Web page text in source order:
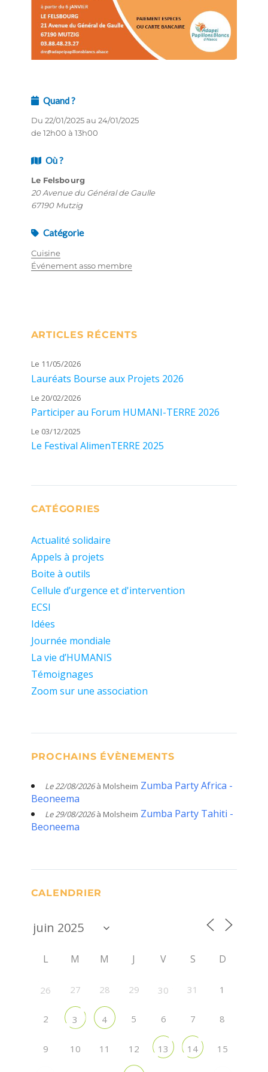
Quand ?
Du 22/01/2025 au 24/01/2025
de 12h00 à 13h00
Où ?
Le Felsbourg
20 Avenue du Général de Gaulle
67190 Mutzig
Catégorie
Cuisine
Événement asso membre
ARTICLES RÉCENTS
Le 11/05/2026
Lauréats Bourse aux Projets 2026
Le 20/02/2026
Participer au Forum HUMANI-TERRE 2026
Le 03/12/2025
Le Festival AlimenTERRE 2025
CATÉGORIES
Actualité solidaire
Appels à projets
Boite à outils
Cellule d’urgence et d'intervention
ECSI
Idées
Journée mondiale
La vie d’HUMANIS
Témoignages
Zoom sur une association
PROCHAINS ÉVÈNEMENTS
Le 22/08/2026à Molsheim Zumba Party Africa -
Beoneema
Le 29/08/2026à Molsheim Zumba Party Tahiti -
Beoneema
CALENDRIER
L M M J V S D
26 27 28 29 30 31 1
2 3 4 5 6 7 8
9 10 11 12 13 14 15